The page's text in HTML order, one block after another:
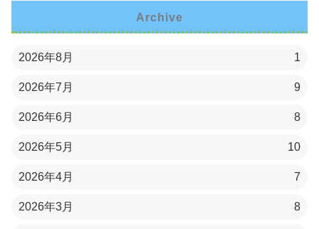
Archive
2026年8月 1
2026年7月 9
2026年6月 8
2026年5月 10
2026年4月 7
2026年3月 8